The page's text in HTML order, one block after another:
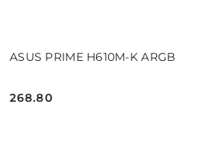
ASUS PRIME H610M-K ARGB
Cena:
268.80